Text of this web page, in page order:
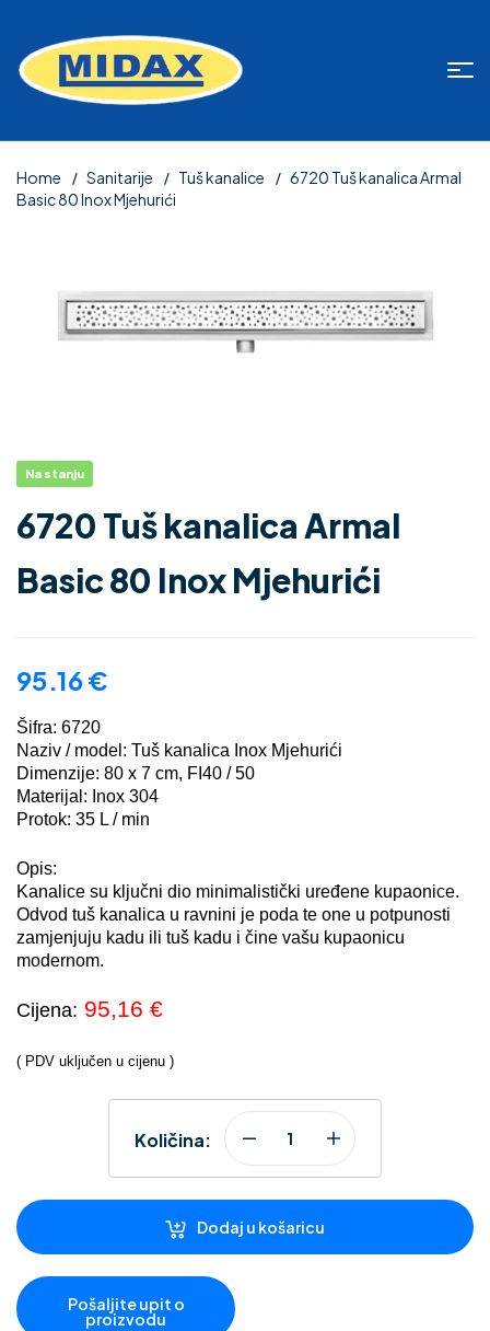
Home Sanitarije Tuš kanalice
6720 Tuš kanalica Armal
Basic 80 Inox Mjehurići
Na stanju
6720 Tuš kanalica Armal
Basic 80 Inox Mjehurići
95.16€
Šifra: 6720
Naziv / model: Tuš kanalica Inox Mjehurići
Dimenzije: 80 x 7 cm, FI40 / 50
Materijal: Inox 304
Protok: 35 L / min
Opis:
Kanalice su ključni dio minimalistički uređene kupaonice.
Odvod tuš kanalica u ravnini je poda te one u potpunosti
zamjenjuju kadu ili tuš kadu i čine vašu kupaonicu
modernom.
Cijena: 95,16 €
( PDV uključen u cijenu )
Količina:
Dodaj u košaricu